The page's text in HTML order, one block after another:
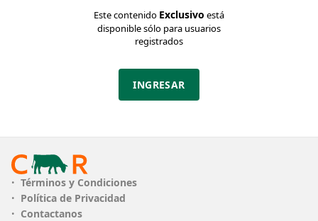
FICHA DEL LOTE Identificador: #323361
Cantidad:
Categoría:
Clase:
Estado:
Bueno
Este contenido Exclusivo está
disponible sólo para usuarios
registrados
INGRESAR
Términos y Condiciones
Política de Privacidad
Contactanos